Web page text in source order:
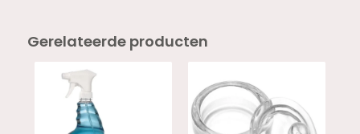
Gerelateerde producten